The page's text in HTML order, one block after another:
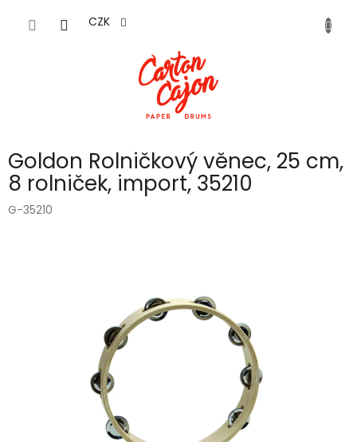
CZK
Goldon Rolničkový věnec, 25 cm,
8 rolniček, import, 35210
G-35210